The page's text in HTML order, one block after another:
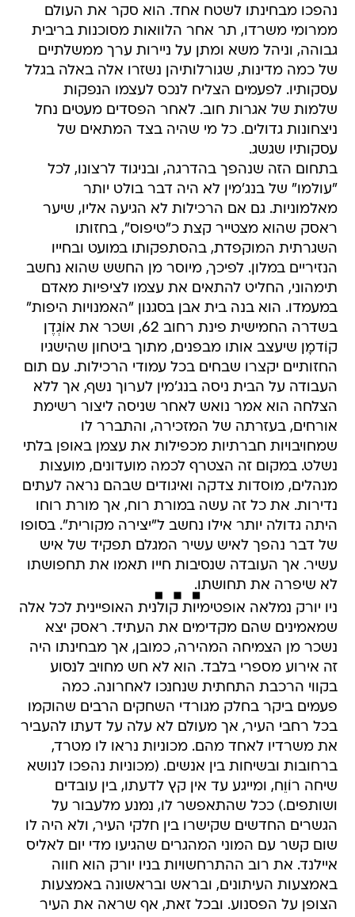
נהפכו מבחינתו לשטח אחד. הוא סקר את העולם
ממרומי משרדו, תר אחר הלוואות מסוכנות בריבית
גבוהה, וניהל משא ומתן על ניירות ערך ממשלתיים
של כמה מדינות, שגורלותיהן נשזרו אלה באלה בגלל
עסקותיו. לפעמים הצליח לנכס לעצמו הנפקות
שלמות של אגרות חוב. לאחר הפסדים מעטים נחל
ניצחונות גדולים. כל מי שהיה בצד המתאים של
עסקותיו שגשג.
בתחום הזה שנהפך בהדרגה, ובניגוד לרצונו, לכל
"עולמו" של בנג'מין לא היה דבר בולט יותר
מאלמוניות. גם אם הרכילות לא הגיעה אליו, שיער
ראסק שהוא מצטייר קצת כ"טיפוס", בחזותו
השגרתית המוקפדת, בהסתפקותו במועט ובחייו
הנזיריים במלון. לפיכך, מיוסר מן החשש שהוא נחשב
תימהוני, החליט להתאים את עצמו לציפיות מאדם
במעמדו. הוא בנה בית אבן בסגנון "האמנויות היפות"
בשדרה החמישית פינת רחוב 62, ושכר את אוֹגְדֶן
קוֹדמָן שיעצב אותו מבפנים, מתוך ביטחון שהישגיו
החזותיים יקצרו שבחים בכל עמודי הרכילות. עם תום
העבודה על הבית ניסה בנג'מין לערוך נשף, אך ללא
הצלחה הוא אמר נואש לאחר שניסה ליצור רשימת
אורחים, בעזרתה של המזכירה, והתברר לו
שמחויבויות חברתיות מכפילות את עצמן באופן בלתי
נשלט. במקום זה הצטרף לכמה מועדונים, מועצות
מנהלים, מוסדות צדקה ואיגודים שבהם נראה לעתים
נדירות. את כל זה עשה במורת רוח, אך מורת רוחו
היתה גדולה יותר אילו נחשב ל"יצירה מקורית". בסופו
של דבר נהפך לאיש עשיר המגלם תפקיד של איש
עשיר. אך העובדה שנסיבות חייו תאמו את תחפושתו
לא שיפרה את תחושתו.
ניו יורק נמלאה אופטימיות קולנית האופיינית לכל אלה
שמאמינים שהם מקדימים את העתיד. ראסק יצא
נשכר מן הצמיחה המהירה, כמובן, אך מבחינתו היה
זה אירוע מספרי בלבד. הוא לא חש מחויב לנסוע
בקווי הרכבת התחתית שנחנכו לאחרונה. כמה
פעמים ביקר בחלק מגורדי השחקים הרבים שהוקמו
בכל רחבי העיר, אך מעולם לא עלה על דעתו להעביר
את משרדיו לאחד מהם. מכוניות נראו לו מטרד,
ברחובות ובשיחות בין אנשים. (מכוניות נהפכו לנושא
שיחה רוֹוֵח, ומייגע עד אין קץ לדעתו, בין עובדים
ושותפים.) ככל שהתאפשר לו, נמנע מלעבור על
הגשרים החדשים שקישרו בין חלקי העיר, ולא היה לו
שום קשר עם המוני המהגרים שהגיעו מדי יום לאליס
איילנד. את רוב ההתרחשויות בניו יורק הוא חווה
באמצעות העיתונים, ובראש ובראשונה באמצעות
הצופן על הפסנוע. ובכל זאת, אף שראה את העיר